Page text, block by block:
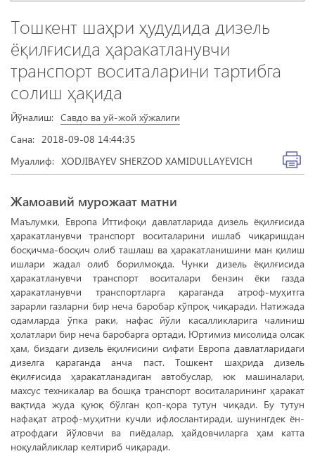
Тошкент шаҳри ҳудудида дизель
ёқилғисида ҳаракатланувчи
транспорт воситаларини тартибга
солиш ҳақида
Йўналиш: Савдо ва уй-жой хўжалиги
Сана: 2018-09-08 14:44:35
Муаллиф: XODJIBAYEV SHERZOD XAMIDULLAYEVICH
Жамоавий мурожаат матни
Маълумки, Европа Иттифоқи давлатларида дизель ёқилғисида
ҳаракатланувчи транспорт воситаларини ишлаб чиқаришдан
босқичма-босқич олиб ташлаш ва ҳаракатланишини ман қилиш
ишлари жадал олиб борилмоқда. Чунки дизель ёқилғисида
ҳаракатланувчи транспорт воситалари бензин ёки газда
ҳаракатланувчи транспортларга қараганда атроф-муҳитга
зарарли газларни бир неча баробар кўпроқ чиқаради. Натижада
одамларда ўпка раки, нафас йўли касалликларига чалиниш
ҳолатлари бир неча баробарга ортади. Юртимиз мисолида олсак
ҳам, биздаги дизель ёқилғисини сифати Европа давлатларидаги
дизелга қараганда анча паст. Тошкент шаҳрида дизель
ёқилғисида ҳаракатланадиган автобуслар, юк машиналари,
махсус техникалар ва бошқа транспорт воситаларининг ҳаракат
вақтида жуда қуюқ бўлган қоп-қора тутун чиқади. Бу тутун
нафақат атроф-муҳитни кучли ифлослантиради, шунингдек ён-
атрофдаги йўловчи ва пиёдалар, ҳайдовчиларга ҳам катта
ноқулайликлар келтириб чиқаради.